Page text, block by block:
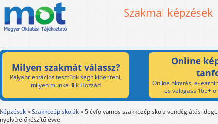
Szakmai képzések
Milyen szakmát válassz?
Pályaorientációs tesztünk segít kideríteni,
milyen munka illik Hozzád
Online
Online oktatás, e-
és válogass 165+
Képzések»Szakközépiskolák»5 évfolyamos szakközépiskola vendéglátás-
nyelvű előkészítő évvel